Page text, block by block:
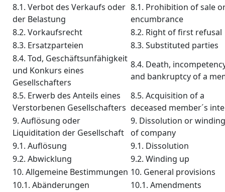
8.1. Verbot des Verkaufs oder
der Belastung
8.1. Prohibition of sale
encumbrance
8.2. Vorkaufsrecht
8.2. Right of first refusal
8.3. Ersatzparteien
8.3. Substituted parties
8.4. Tod, Geschäftsunfähigkeit
und Konkurs eines
Gesellschafters
8.4. Death,
and bankruptcy of a
8.5. Erwerb des Anteils eines
Verstorbenen Gesellschafters
8.5. Acquisition of a
deceased member´s
9. Auflösung oder
Liquiditation der Gesellschaft
9. Dissolution or
of company
9.1. Auflösung
9.1. Dissolution
9.2. Abwicklung
9.2. Winding up
10. Allgemeine Bestimmungen 10. General provisions
10.1. Abänderungen
10.1. Amendments